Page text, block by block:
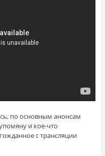
по основным анонсам
и кое-что
с трансляции